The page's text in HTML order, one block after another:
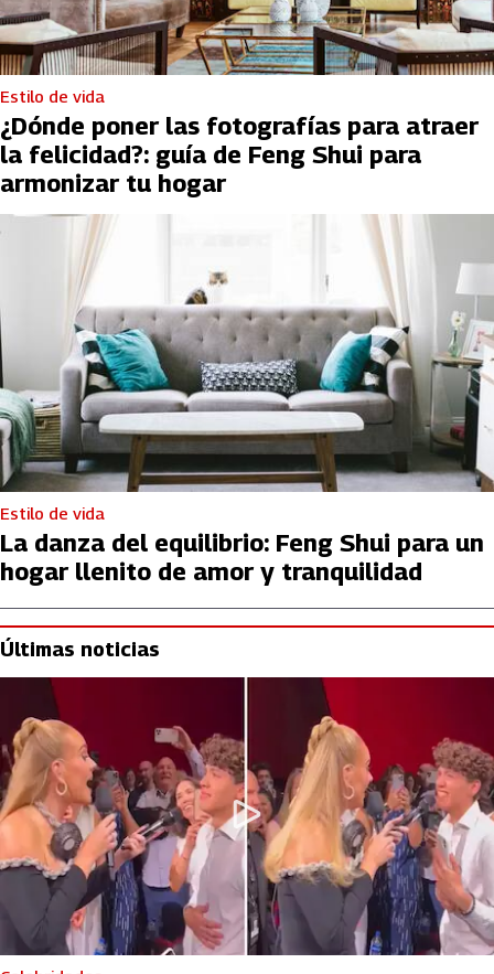
Estilo de vida
¿Dónde poner las fotografías para atraer
la felicidad?: guía de Feng Shui para
armonizar tu hogar
Estilo de vida
La danza del equilibrio: Feng Shui para un
hogar llenito de amor y tranquilidad
Últimas noticias